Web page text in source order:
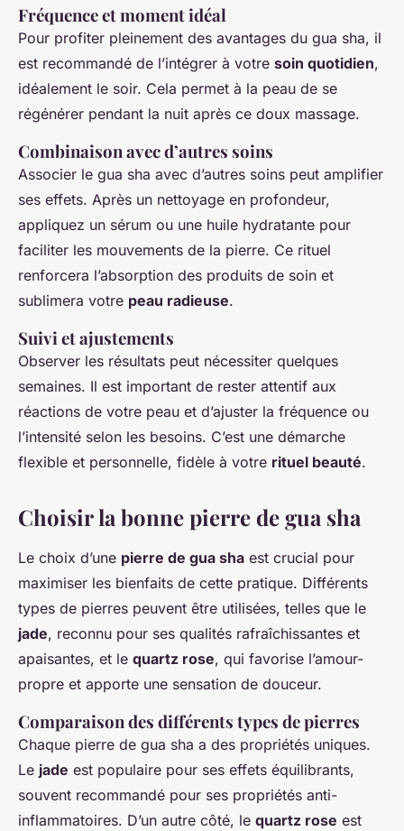
Fréquence et moment idéal
Pour profiter pleinement des avantages du gua sha, il
est recommandé de l’intégrer à votre soin quotidien,
idéalement le soir. Cela permet à la peau de se
régénérer pendant la nuit après ce doux massage.
Combinaison avec d’autres soins
Associer le gua sha avec d’autres soins peut amplifier
ses effets. Après un nettoyage en profondeur,
appliquez un sérum ou une huile hydratante pour
faciliter les mouvements de la pierre. Ce rituel
renforcera l’absorption des produits de soin et
sublimera votre peau radieuse.
Suivi et ajustements
Observer les résultats peut nécessiter quelques
semaines. Il est important de rester attentif aux
réactions de votre peau et d’ajuster la fréquence ou
l’intensité selon les besoins. C’est une démarche
flexible et personnelle, fidèle à votre rituel beauté.
Choisir la bonne pierre de gua sha
Le choix d’une pierre de gua sha est crucial pour
maximiser les bienfaits de cette pratique. Différents
types de pierres peuvent être utilisées, telles que le
jade, reconnu pour ses qualités rafraîchissantes et
apaisantes, et le quartz rose, qui favorise l’amour-
propre et apporte une sensation de douceur.
Comparaison des différents types de pierres
Chaque pierre de gua sha a des propriétés uniques.
Le jade est populaire pour ses effets équilibrants,
souvent recommandé pour ses propriétés anti-
inflammatoires. D’un autre côté, le quartz rose est